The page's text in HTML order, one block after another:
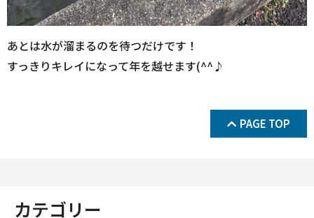
あとは水が溜まるのを待つだけです！
すっきりキレイになって年を越せます(^^♪
PAGE TOP
カテゴリー